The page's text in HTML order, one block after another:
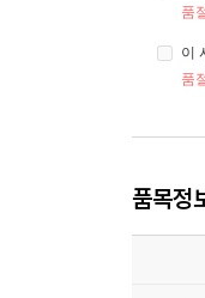
품
이
품
품목정